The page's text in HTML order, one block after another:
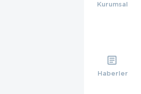
Kurumsal
Haberler